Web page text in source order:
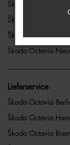
Škoda Octavia
Škoda Octavia
Škoda Octavia
Škoda Octavia
Lieferservice
Škoda Octavia
Škoda Octavia
Škoda Octavia